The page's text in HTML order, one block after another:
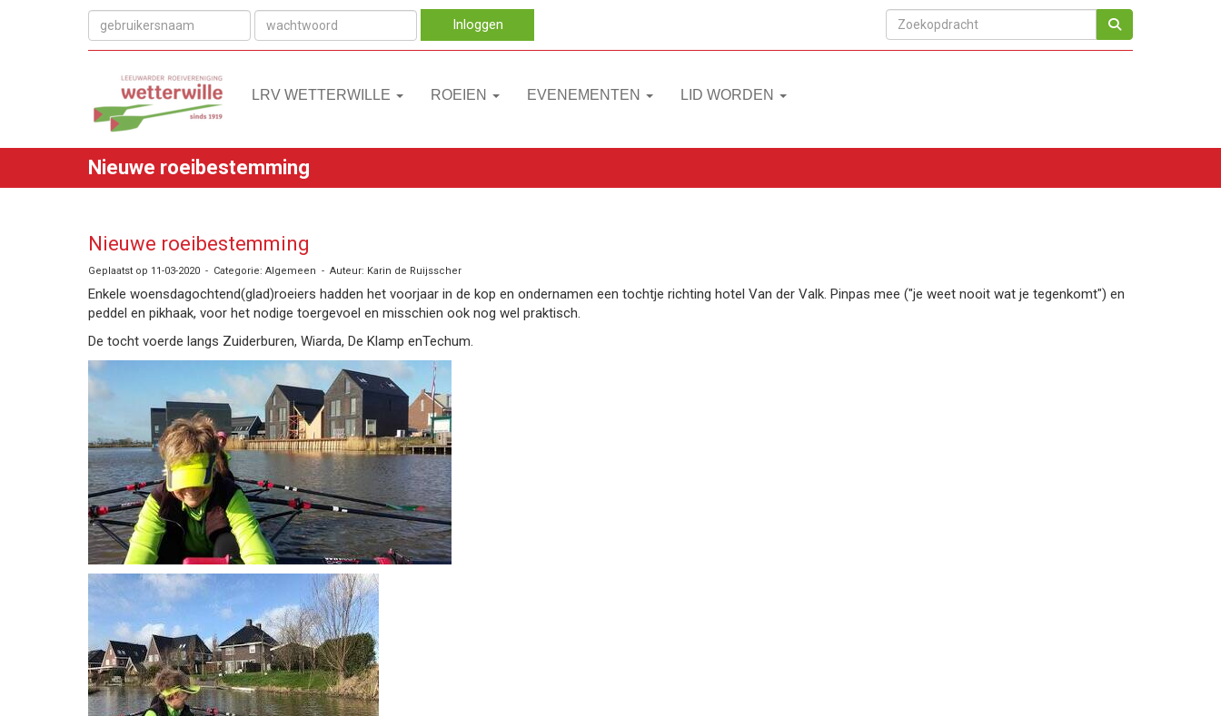
Inloggen
LRV WETTERWILLE ROEIEN EVENEMENTEN LID WORDEN
Nieuwe roeibestemming
Nieuwe roeibestemming
Geplaatst op 11-03-2020 - Categorie: Algemeen - Auteur: Karin de Ruijsscher
Enkele woensdagochtend(glad)roeiers hadden het voorjaar in de kop en ondernamen een tochtje richting hotel Van der Valk. Pinpas mee ("je weet nooit wat je tegenkomt") en
peddel en pikhaak, voor het nodige toergevoel en misschien ook nog wel praktisch.
De tocht voerde langs Zuiderburen, Wiarda, De Klamp enTechum.